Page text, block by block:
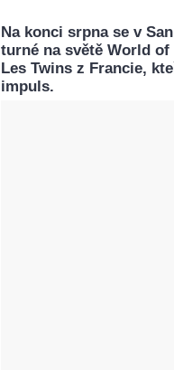
Na konci srpna se v
turné na světě World
Les Twins z Francie,
impuls.